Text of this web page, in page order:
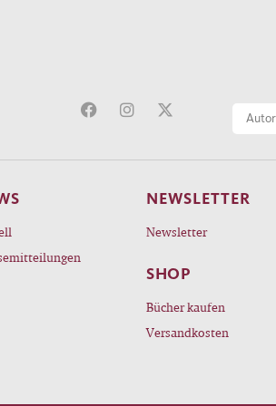
NEWSLETTER
Newsletter
SHOP
Bücher kaufen
Versandkosten